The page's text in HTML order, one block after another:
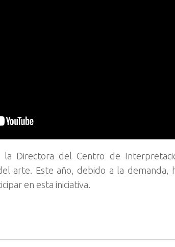
la Directora del Centro de
arte. Este año, debido a la
en esta iniciativa.